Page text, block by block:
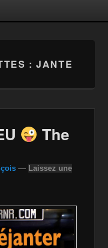
:JANTE
The
— Laissez une